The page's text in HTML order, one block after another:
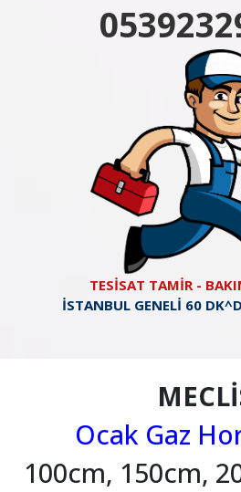
TESİSAT TAMİR -
İSTANBUL GENELİ 60
Ocak Gaz
100cm, 150cm,